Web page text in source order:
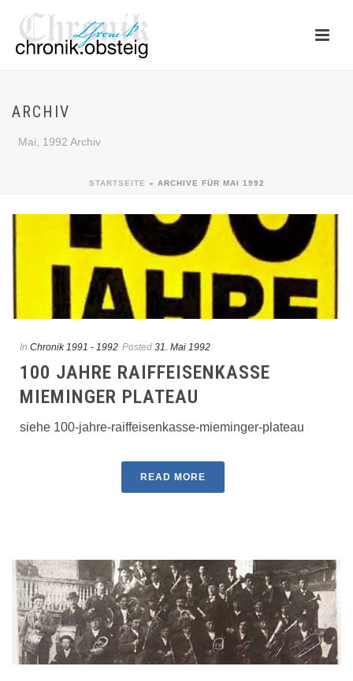
ARCHIV
Mai, 1992 Archiv
STARTSEITE » ARCHIVE FÜR MAI 1992
In Chronik 1991 - 1992 Posted 31. Mai 1992
100 JAHRE RAIFFEISENKASSE
MIEMINGER PLATEAU
siehe 100-jahre-raiffeisenkasse-mieminger-plateau
READ MORE